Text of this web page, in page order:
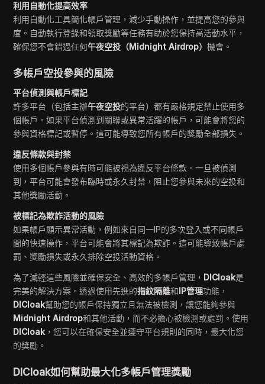
利用自動化提高效率
利用自動化工具簡化帳戶管理，減少手動操作，並提高您的參與
度。自動執行登錄和領取獎勵等任務有助於您保持高活動水平，
確保您不會錯過任何午夜空投（Midnight Airdrop）機會。
多帳戶空投參與的風險
平台偵測與帳戶標記
許多平台（包括主辦午夜空投的平台）都有嚴格規定禁止使用多
個帳戶。如果平台偵測到關聯或異常活躍的帳戶，可能會將您的
參與資格標記或暫停。這可能導致您所有帳戶的獎勵全部損失。
違反條款與封禁
使用多個帳戶參與有時可能被視為違反平台條款。一旦被偵測
到，平台可能會發布臨時或永久封禁，阻止您參與未來的空投和
其他獎勵活動。
被標記為欺詐活動的風險
如果帳戶顯示異常活動，例如來自同一IP的多次登入或不同帳戶
間的快速操作，平台可能會將其標記為欺詐。這可能導致帳戶處
罰、獎勵損失或永久排除空投活動資格。
為了減輕這些風險並確保安全、高效的多帳戶管理， DICloak是
完美的解決方案。透過使用先進的指紋隔離和IP管理功能，
DICloak幫助您的帳戶保持獨立且無法被檢測，讓您能夠參與
Midnight Airdrop和其他活動，而不必擔心被檢測或處罰。使用
DICloak ，您可以在確保安全並遵守平台規則的同時，最大化您
的獎勵。
DICloak如何幫助最大化多帳戶管理獎勵